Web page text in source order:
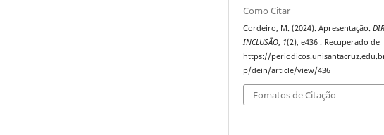
Como Citar
Cordeiro, M. (2024). Apresentação.
INCLUSÃO, 1(2), e436 . Recuperado de
https://
p/dein/article/view/436
Fomatos de Citação